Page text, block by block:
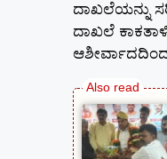
ದಾಖಲೆಯನ್ನು
ದಾಖಲೆ